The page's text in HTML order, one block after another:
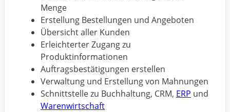
Menge
Erstellung Bestellungen und Angeboten
Übersicht aller Kunden
Erleichterter Zugang zu
Produktinformationen
Auftragsbestätigungen erstellen
Verwaltung und Erstellung von Mahnungen
Schnittstelle zu Buchhaltung, CRM, ERP und
Warenwirtschaft